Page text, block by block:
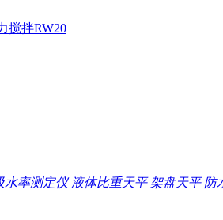
搅拌RW20
水率测定仪 液体比重天平 架盘天平 防